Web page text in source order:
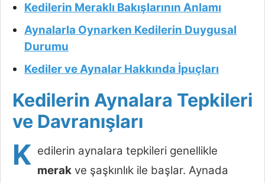
Kedilerin Meraklı Bakışlarının Anlamı
Aynalarla Oynarken Kedilerin Duygusal
Durumu
Kediler ve Aynalar Hakkında İpuçları
Kedilerin Aynalara Tepkileri
ve Davranışları
K edilerin aynalara tepkileri genellikle
merak ve şaşkınlık ile başlar. Aynada